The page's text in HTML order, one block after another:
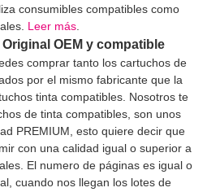
consumibles compatibles como
Leer más.
OEM y compatible
comprar tanto los cartuchos de
por el mismo fabricante que la
tinta compatibles. Nosotros te
de tinta compatibles, son unos
PREMIUM, esto quiere decir que
con una calidad igual o superior a
El numero de páginas es igual o
cuando nos llegan los lotes de